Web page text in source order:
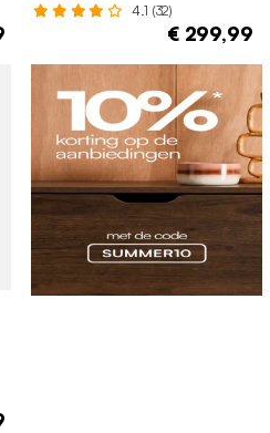
4.1 (32)
€ 299,99